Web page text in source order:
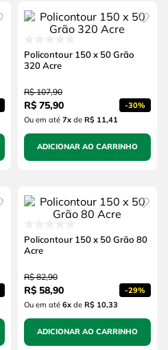
Policontour 150 x 50 Grão
320 Acre
R$ 107,90
R$ 75,90 -30%
Ou em até 7xde R$ 11,41
ADICIONAR AO CARRINHO
Policontour 150 x 50 Grão 80
Acre
R$ 82,90
R$ 58,90 -29%
Ou em até 6xde R$ 10,33
ADICIONAR AO CARRINHO